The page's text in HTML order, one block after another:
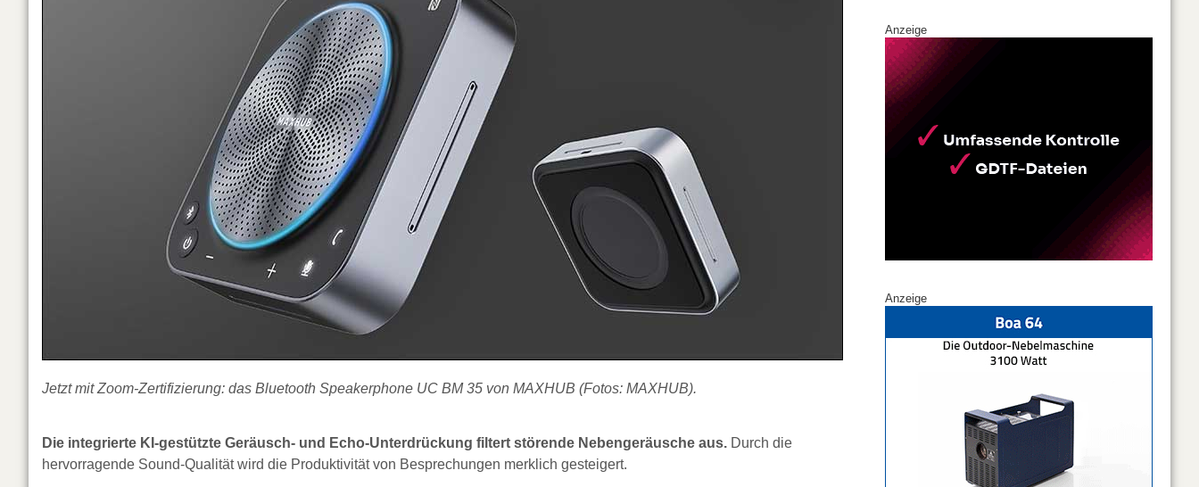
Jetzt mit Zoom-Zertifizierung: das Bluetooth Speakerphone UC BM 35 von MAXHUB (Fotos: MAXHUB).
Die integrierte KI-gestützte Geräusch- und Echo-Unterdrückung filtert störende Nebengeräusche aus. Durch die
hervorragende Sound-Qualität wird die Produktivität von Besprechungen merklich gesteigert.
Anzeige
Anzeige